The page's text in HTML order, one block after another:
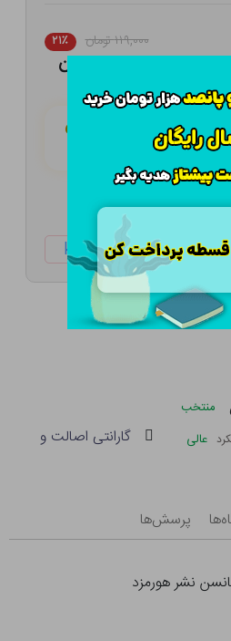
۱۱۹,۰۰۰ تومان ۲۱٪
۹۴,۰۱۰ تومان
تــرب‌پــی:
ketabtala.com/sbp-
منتخب
عالی گارانتی اصالت و
پرسش‌ها
نشر هورمزد